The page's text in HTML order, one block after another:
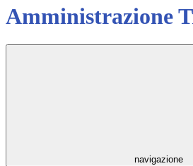
Amministrazione
navigazione